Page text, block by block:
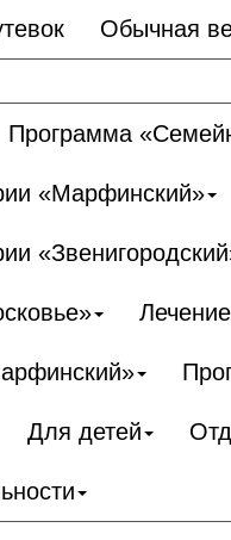
Обычная
Программа
«Марфинский»
Для детей